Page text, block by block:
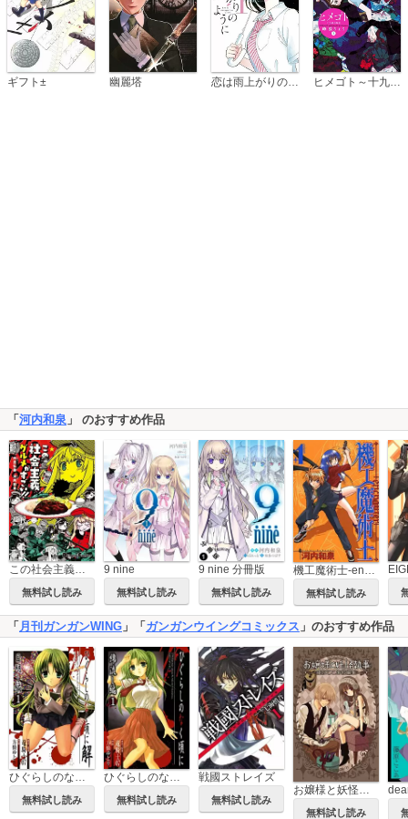
ギフト± 幽麗塔 ヒメゴト～十九歳の制服～
「河内和泉 」 のおすすめ作品
この社会主義グルメがすごい!!
無料試し読み
9 nine
無料試し読み
9 nine 分冊版
無料試し読み
機工魔術士-enchanter-
無料試し読み
「 月刊ガンガンWING 」「 ガンガンウイングコミックス 」のおすすめ作品
無料試し読み 無料試し読み
戦國ストレイズ
無料試し読み
お嬢様と妖怪執事 ―藤原ここあ短編集―
無料試し読み